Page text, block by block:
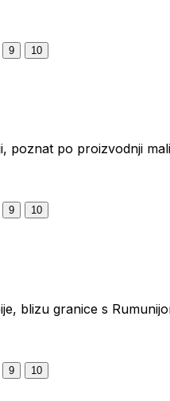
9 10
poznat po proizvodnji
9 10
blizu granice s
9 10